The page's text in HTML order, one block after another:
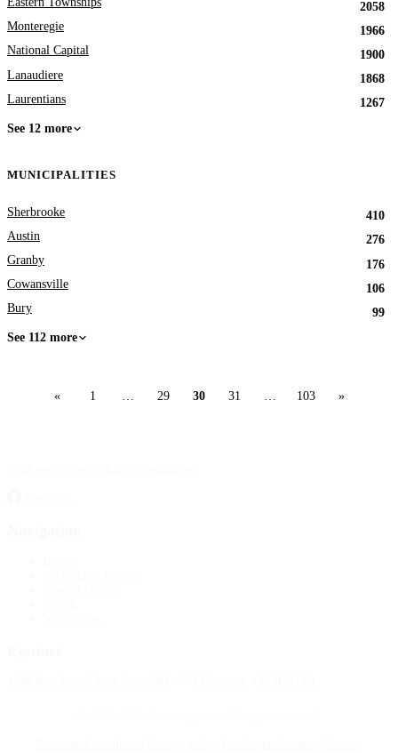
2058
Monteregie
1966
National Capital
1900
Lanaudiere
1868
Laurentians
1267
See 12 more
MUNICIPALITIES
Sherbrooke
410
Austin
276
Granby
176
Cowansville
106
Bury
99
See 112 more
« 1 29 30 31 103 »